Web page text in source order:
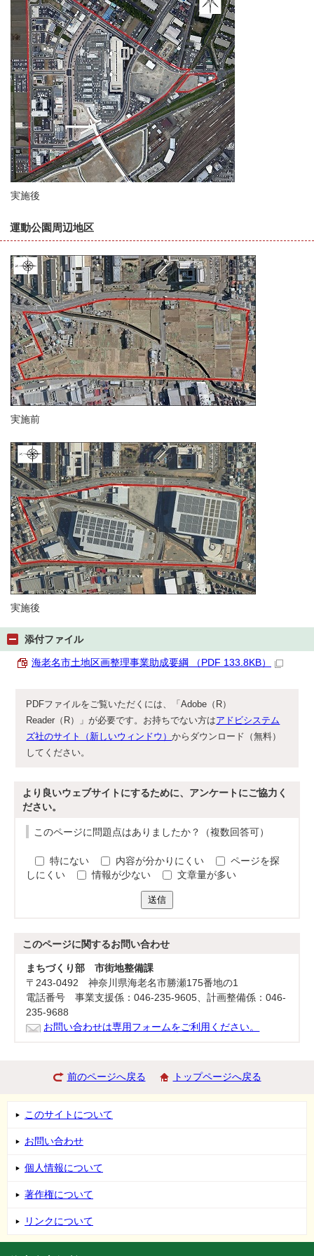
実施後
運動公園周辺地区
実施前
実施後
添付ファイル
海老名市土地区画整理事業助成要綱 （PDF 133.8KB）
PDFファイルをご覧いただくには、「Adobe（R）
Reader（R）」が必要です。お持ちでない方はアドビシステム
ズ社のサイト（新しいウィンドウ）からダウンロード（無料）
してください。
より良いウェブサイトにするために、アンケートにご協力く
ださい。
このページに問題点はありましたか？（複数回答可）
特にない 内容が分かりにくい
ページを探
しにくい
情報が少ない 文章量が多い
送信
このページに関するお問い合わせ
まちづくり部 市街地整備課
〒243-0492 神奈川県海老名市勝瀬175番地の1
電話番号 事業支援係：046-235-9605、計画整備係：046-
235-9688
お問い合わせは専用フォームをご利用ください。
前のページへ戻る トップページへ戻る
このサイトについて
お問い合わせ
個人情報について
著作権について
リンクについて